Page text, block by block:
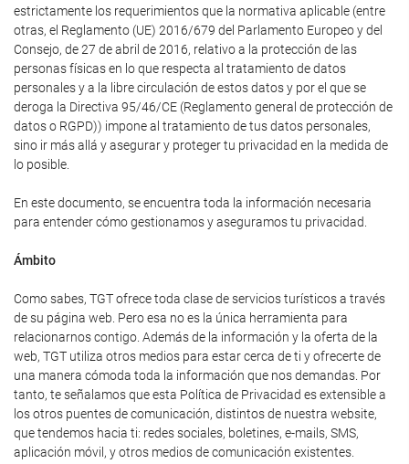
estrictamente los requerimientos que la normativa aplicable (entre
otras, el Reglamento (UE) 2016/679 del Parlamento Europeo y del
Consejo, de 27 de abril de 2016, relativo a la protección de las
personas físicas en lo que respecta al tratamiento de datos
personales y a la libre circulación de estos datos y por el que se
deroga la Directiva 95/46/CE (Reglamento general de protección de
datos o RGPD)) impone al tratamiento de tus datos personales,
sino ir más allá y asegurar y proteger tu privacidad en la medida de
lo posible.
En este documento, se encuentra toda la información necesaria
para entender cómo gestionamos y aseguramos tu privacidad.
Ámbito
Como sabes, TGT ofrece toda clase de servicios turísticos a través
de su página web. Pero esa no es la única herramienta para
relacionarnos contigo. Además de la información y la oferta de la
web, TGT utiliza otros medios para estar cerca de ti y ofrecerte de
una manera cómoda toda la información que nos demandas. Por
tanto, te señalamos que esta Política de Privacidad es extensible a
los otros puentes de comunicación, distintos de nuestra website,
que tendemos hacia ti: redes sociales, boletines, e-mails, SMS,
aplicación móvil, y otros medios de comunicación existentes.